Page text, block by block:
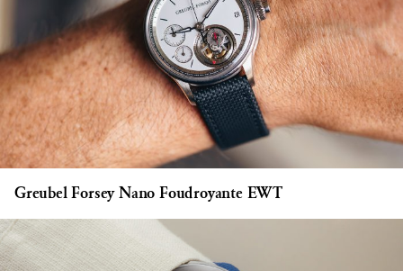
Greubel Forsey Nano Foudroyante EWT